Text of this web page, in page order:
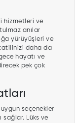
hizmetleri ve
anılar
yürüyüşleri ve
daha da
hayatı ve
pek çok
seçenekler
Lüks ve